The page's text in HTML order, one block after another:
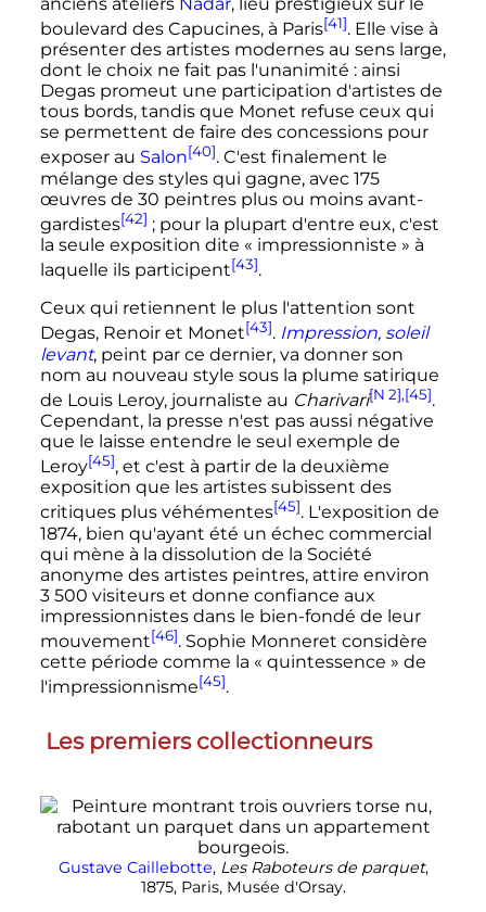
boulevard des Capucines, à Paris[41]. Elle vise à
présenter des artistes modernes au sens large,
dont le choix ne fait pas l'unanimité : ainsi
Degas promeut une participation d'artistes de
tous bords, tandis que Monet refuse ceux qui
se permettent de faire des concessions pour
exposer au Salon[40]. C'est finalement le
mélange des styles qui gagne, avec 175
œuvresde 30 peintresplus ou moins avant-
gardistes[42] ; pour la plupart d'entre eux, c'est
la seule exposition dite « impressionniste » à
laquelle ils participent[43].
Ceux qui retiennent le plus l'attention sont
Degas, Renoir et Monet[43]. Impression, soleil
levant, peint par ce dernier, va donner son
nom au nouveau style sous la plume satirique
de Louis Leroy, journaliste au Charivari[N 2],[45].
Cependant, la presse n'est pas aussi négative
que le laisse entendre le seul exemple de
Leroy[45], et c'est à partir de la deuxième
exposition que les artistes subissent des
critiques plus véhémentes[45]. L'exposition de
1874, bien qu'ayant été un échec commercial
qui mène à la dissolution de la Société
anonyme des artistes peintres, attire environ
3 500 visiteurset donne confiance aux
impressionnistes dans le bien-fondé de leur
mouvement[46]. Sophie Monneret considère
cette période comme la « quintessence » de
l'impressionnisme[45].
Les premiers collectionneurs
Gustave Caillebotte, Les Raboteurs de parquet,
1875, Paris, Musée d'Orsay.